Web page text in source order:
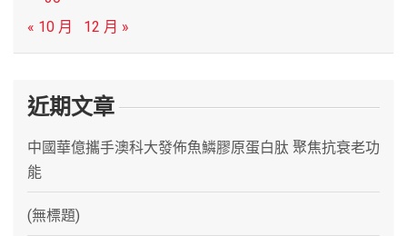
« 10 月
12 月 »
近期文章
中國華億攜手澳科大發佈魚鱗膠原蛋白肽 聚焦抗衰老功
能
(無標題)